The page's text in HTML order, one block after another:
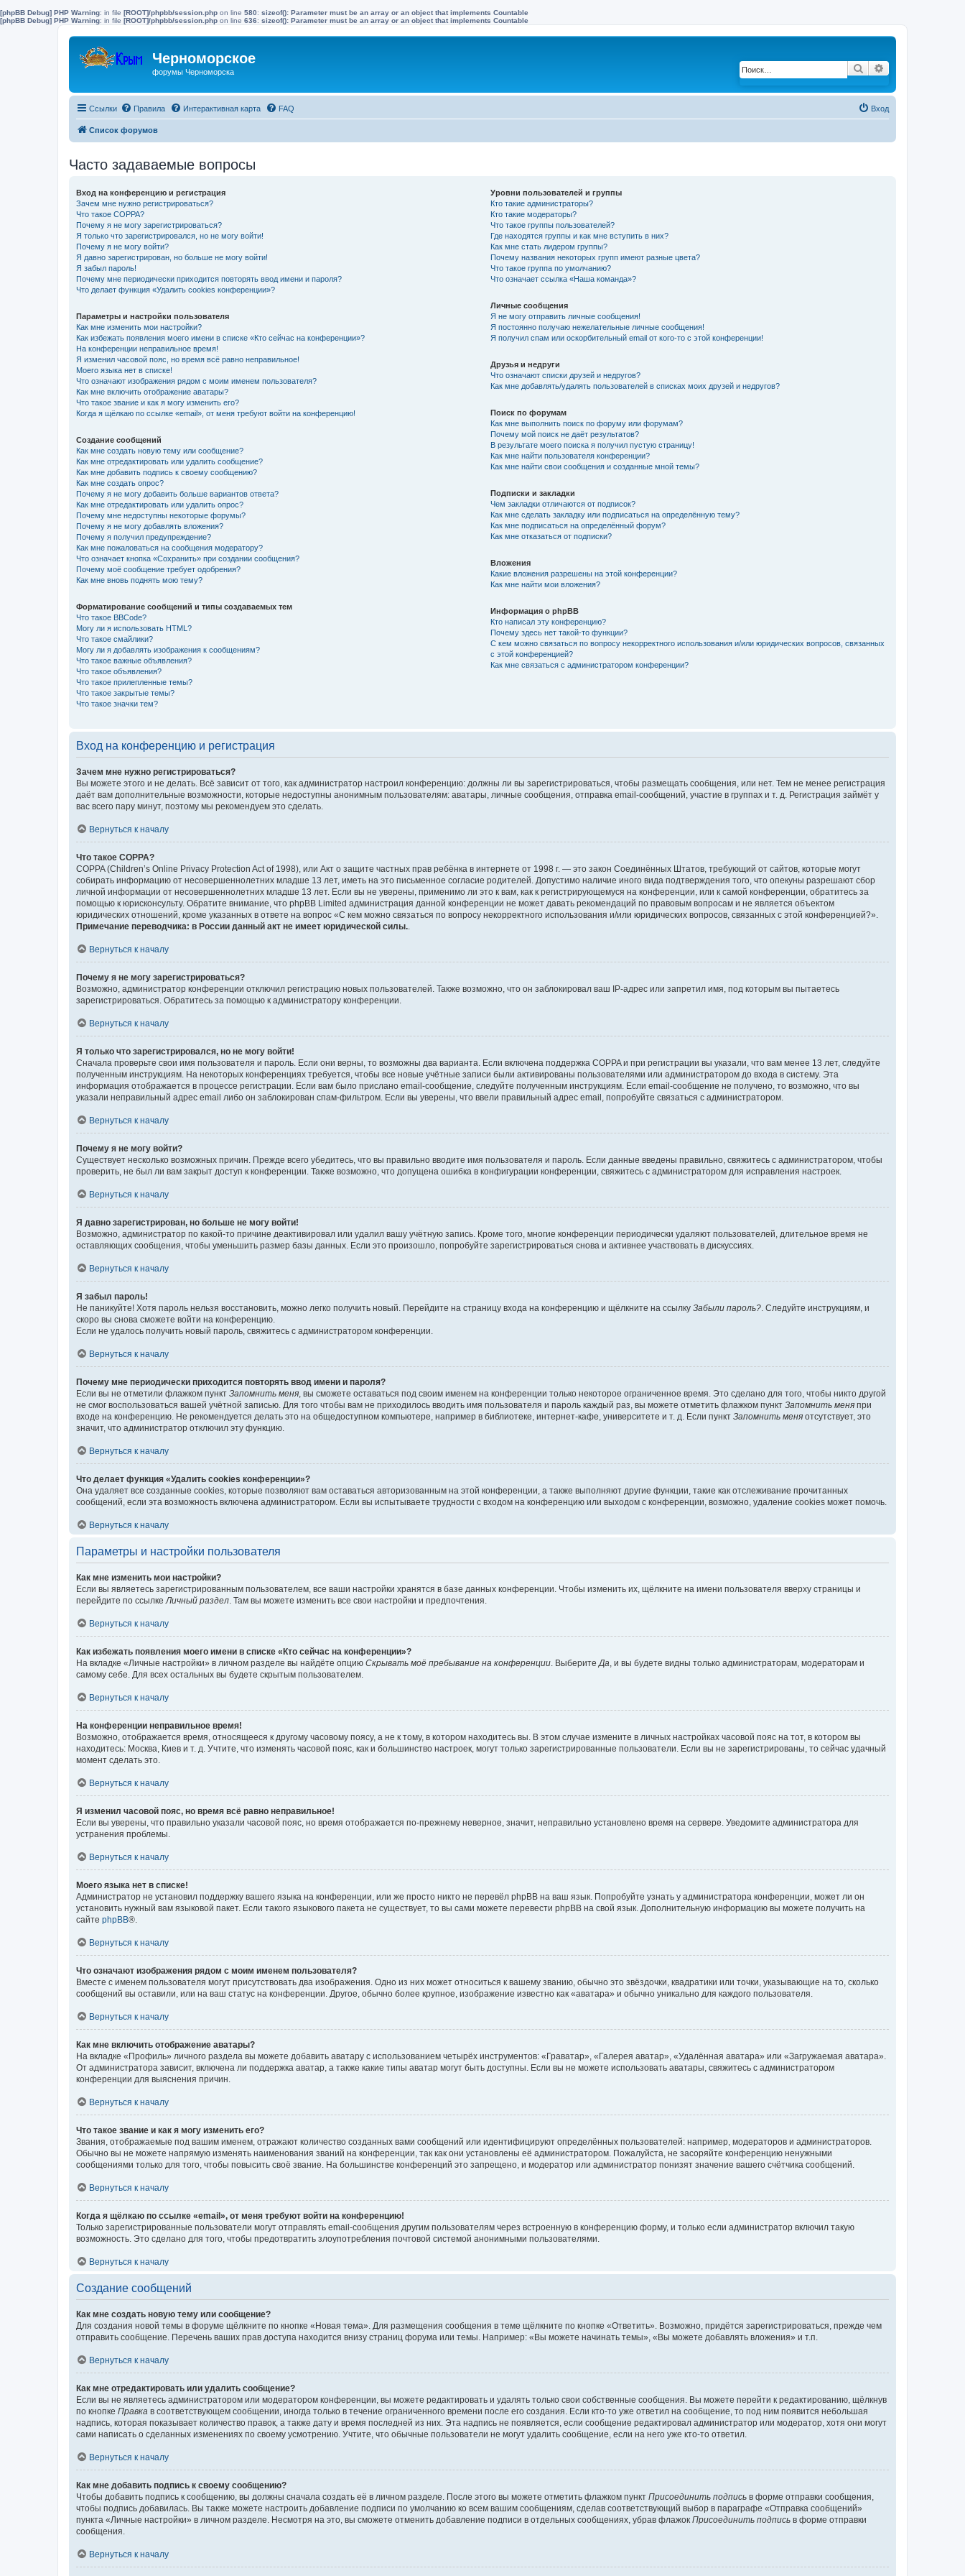
[phpBB Debug] PHP Warning: in file [ROOT]/phpbb/session.php on line 580: sizeof(): Parameter must be an array or an object that implements Countable
[phpBB Debug] PHP Warning: in file [ROOT]/phpbb/session.php on line 636: sizeof(): Parameter must be an array or an object that implements Countable
Черноморское
форумы Черноморска Поиск
Ссылки Правила Интерактивная карта FAQ Вход
Список форумов
Часто задаваемые вопросы
Вход на конференцию и регистрация
Зачем мне нужно регистрироваться?
Что такое COPPA?
Почему я не могу зарегистрироваться?
Я только что зарегистрировался, но не могу войти!
Почему я не могу войти?
Я давно зарегистрирован, но больше не могу войти!
Я забыл пароль!
Почему мне периодически приходится повторять ввод имени и пароля?
Что делает функция «Удалить cookies конференции»?
Параметры и настройки пользователя
Как мне изменить мои настройки?
Как избежать появления моего имени в списке «Кто сейчас на конференции»?
На конференции неправильное время!
Я изменил часовой пояс, но время всё равно неправильное!
Моего языка нет в списке!
Что означают изображения рядом с моим именем пользователя?
Как мне включить отображение аватары?
Что такое звание и как я могу изменить его?
Когда я щёлкаю по ссылке «email», от меня требуют войти на конференцию!
Создание сообщений
Как мне создать новую тему или сообщение?
Как мне отредактировать или удалить сообщение?
Как мне добавить подпись к своему сообщению?
Как мне создать опрос?
Почему я не могу добавить больше вариантов ответа?
Как мне отредактировать или удалить опрос?
Почему мне недоступны некоторые форумы?
Почему я не могу добавлять вложения?
Почему я получил предупреждение?
Как мне пожаловаться на сообщения модератору?
Что означает кнопка «Сохранить» при создании сообщения?
Почему моё сообщение требует одобрения?
Как мне вновь поднять мою тему?
Форматирование сообщений и типы создаваемых тем
Что такое BBCode?
Могу ли я использовать HTML?
Что такое смайлики?
Могу ли я добавлять изображения к сообщениям?
Что такое важные объявления?
Что такое объявления?
Что такое прилепленные темы?
Что такое закрытые темы?
Что такое значки тем?
Уровни пользователей и группы
Кто такие администраторы?
Кто такие модераторы?
Что такое группы пользователей?
Где находятся группы и как мне вступить в них?
Как мне стать лидером группы?
Почему названия некоторых групп имеют разные цвета?
Что такое группа по умолчанию?
Что означает ссылка «Наша команда»?
Личные сообщения
Я не могу отправить личные сообщения!
Я постоянно получаю нежелательные личные сообщения!
Я получил спам или оскорбительный email от кого-то с этой конференции!
Друзья и недруги
Что означают списки друзей и недругов?
Как мне добавлять/удалять пользователей в списках моих друзей и недругов?
Поиск по форумам
Как мне выполнить поиск по форуму или форумам?
Почему мой поиск не даёт результатов?
В результате моего поиска я получил пустую страницу!
Как мне найти пользователя конференции?
Как мне найти свои сообщения и созданные мной темы?
Подписки и закладки
Чем закладки отличаются от подписок?
Как мне сделать закладку или подписаться на определённую тему?
Как мне подписаться на определённый форум?
Как мне отказаться от подписки?
Вложения
Какие вложения разрешены на этой конференции?
Как мне найти мои вложения?
Информация о phpBB
Кто написал эту конференцию?
Почему здесь нет такой-то функции?
С кем можно связаться по вопросу некорректного использования и/или юридических вопросов, связанных
с этой конференцией?
Как мне связаться с администратором конференции?
Вход на конференцию и регистрация
Зачем мне нужно регистрироваться?
Вы можете этого и не делать. Всё зависит от того, как администратор настроил конференцию: должны ли вы зарегистрироваться, чтобы размещать сообщения, или нет. Тем не менее регистрация
даёт вам дополнительные возможности, которые недоступны анонимным пользователям: аватары, личные сообщения, отправка email-сообщений, участие в группах и т. д. Регистрация займёт у
вас всего пару минут, поэтому мы рекомендуем это сделать.
Вернуться к началу
Что такое COPPA?
COPPA (Children’s Online Privacy Protection Act of 1998), или Акт о защите частных прав ребёнка в интернете от 1998 г. — это закон Соединённых Штатов, требующий от сайтов, которые могут
собирать информацию от несовершеннолетних младше 13 лет, иметь на это письменное согласие родителей. Допустимо наличие иного вида подтверждения того, что опекуны разрешают сбор
личной информации от несовершеннолетних младше 13 лет. Если вы не уверены, применимо ли это к вам, как к регистрирующемуся на конференции, или к самой конференции, обратитесь за
помощью к юрисконсульту. Обратите внимание, что phpBB Limited администрация данной конференции не может давать рекомендаций по правовым вопросам и не является объектом
юридических отношений, кроме указанных в ответе на вопрос «С кем можно связаться по вопросу некорректного использования и/или юридических вопросов, связанных с этой конференцией?».
Примечание переводчика: в России данный акт не имеет юридической силы.
Вернуться к началу
Почему я не могу зарегистрироваться?
Возможно, администратор конференции отключил регистрацию новых пользователей. Также возможно, что он заблокировал ваш IP-адрес или запретил имя, под которым вы пытаетесь
зарегистрироваться. Обратитесь за помощью к администратору конференции.
Вернуться к началу
Я только что зарегистрировался, но не могу войти!
Сначала проверьте свои имя пользователя и пароль. Если они верны, то возможны два варианта. Если включена поддержка COPPA и при регистрации вы указали, что вам менее 13 лет, следуйте
полученным инструкциям. На некоторых конференциях требуется, чтобы все новые учётные записи были активированы пользователями или администратором до входа в систему. Эта
информация отображается в процессе регистрации. Если вам было прислано email-сообщение, следуйте полученным инструкциям. Если email-сообщение не получено, то возможно, что вы
указали неправильный адрес email либо он заблокирован спам-фильтром. Если вы уверены, что ввели правильный адрес email, попробуйте связаться с администратором.
Вернуться к началу
Почему я не могу войти?
Существует несколько возможных причин. Прежде всего убедитесь, что вы правильно вводите имя пользователя и пароль. Если данные введены правильно, свяжитесь с администратором, чтобы
проверить, не был ли вам закрыт доступ к конференции. Также возможно, что допущена ошибка в конфигурации конференции, свяжитесь с администратором для исправления настроек.
Вернуться к началу
Я давно зарегистрирован, но больше не могу войти!
Возможно, администратор по какой-то причине деактивировал или удалил вашу учётную запись. Кроме того, многие конференции периодически удаляют пользователей, длительное время не
оставляющих сообщения, чтобы уменьшить размер базы данных. Если это произошло, попробуйте зарегистрироваться снова и активнее участвовать в дискуссиях.
Вернуться к началу
Я забыл пароль!
Не паникуйте! Хотя пароль нельзя восстановить, можно легко получить новый. Перейдите на страницу входа на конференцию и щёлкните на ссылку Забыли пароль? . Следуйте инструкциям, и
скоро вы снова сможете войти на конференцию.
Если не удалось получить новый пароль, свяжитесь с администратором конференции.
Вернуться к началу
Почему мне периодически приходится повторять ввод имени и пароля?
Если вы не отметили флажком пункт Запомнить меня , вы сможете оставаться под своим именем на конференции только некоторое ограниченное время. Это сделано для того, чтобы никто другой
не смог воспользоваться вашей учётной записью. Для того чтобы вам не приходилось вводить имя пользователя и пароль каждый раз, вы можете отметить флажком пункт Запомнить меня при
входе на конференцию. Не рекомендуется делать это на общедоступном компьютере, например в библиотеке, интернет-кафе, университете и т. д. Если пункт Запомнить меня отсутствует, это
значит, что администратор отключил эту функцию.
Вернуться к началу
Что делает функция «Удалить cookies конференции»?
Она удаляет все созданные cookies, которые позволяют вам оставаться авторизованным на этой конференции, а также выполняют другие функции, такие как отслеживание прочитанных
сообщений, если эта возможность включена администратором. Если вы испытываете трудности с входом на конференцию или выходом с конференции, возможно, удаление cookies может помочь.
Вернуться к началу
Параметры и настройки пользователя
Как мне изменить мои настройки?
Если вы являетесь зарегистрированным пользователем, все ваши настройки хранятся в базе данных конференции. Чтобы изменить их, щёлкните на имени пользователя вверху страницы и
перейдите по ссылке Личный раздел . Там вы можете изменить все свои настройки и предпочтения.
Вернуться к началу
Как избежать появления моего имени в списке «Кто сейчас на конференции»?
На вкладке «Личные настройки» в личном разделе вы найдёте опцию Скрывать моё пребывание на конференции . Выберите Да , и вы будете видны только администраторам, модераторам и
самому себе. Для всех остальных вы будете скрытым пользователем.
Вернуться к началу
На конференции неправильное время!
Возможно, отображается время, относящееся к другому часовому поясу, а не к тому, в котором находитесь вы. В этом случае измените в личных настройках часовой пояс на тот, в котором вы
находитесь: Москва, Киев и т. д. Учтите, что изменять часовой пояс, как и большинство настроек, могут только зарегистрированные пользователи. Если вы не зарегистрированы, то сейчас удачный
момент сделать это.
Вернуться к началу
Я изменил часовой пояс, но время всё равно неправильное!
Если вы уверены, что правильно указали часовой пояс, но время отображается по-прежнему неверное, значит, неправильно установлено время на сервере. Уведомите администратора для
устранения проблемы.
Вернуться к началу
Моего языка нет в списке!
Администратор не установил поддержку вашего языка на конференции, или же просто никто не перевёл phpBB на ваш язык. Попробуйте узнать у администратора конференции, может ли он
установить нужный вам языковой пакет. Если такого языкового пакета не существует, то вы сами можете перевести phpBB на свой язык. Дополнительную информацию вы можете получить на
сайте phpBB®.
Вернуться к началу
Что означают изображения рядом с моим именем пользователя?
Вместе с именем пользователя могут присутствовать два изображения. Одно из них может относиться к вашему званию, обычно это звёздочки, квадратики или точки, указывающие на то, сколько
сообщений вы оставили, или на ваш статус на конференции. Другое, обычно более крупное, изображение известно как «аватара» и обычно уникально для каждого пользователя.
Вернуться к началу
Как мне включить отображение аватары?
На вкладке «Профиль» личного раздела вы можете добавить аватару с использованием четырёх инструментов: «Граватар», «Галерея аватар», «Удалённая аватара» или «Загружаемая аватара».
От администратора зависит, включена ли поддержка аватар, а также какие типы аватар могут быть доступны. Если вы не можете использовать аватары, свяжитесь с администратором
конференции для выяснения причин.
Вернуться к началу
Что такое звание и как я могу изменить его?
Звания, отображаемые под вашим именем, отражают количество созданных вами сообщений или идентифицируют определённых пользователей: например, модераторов и администраторов.
Обычно вы не можете напрямую изменять наименования званий на конференции, так как они установлены её администратором. Пожалуйста, не засоряйте конференцию ненужными
сообщениями только для того, чтобы повысить своё звание. На большинстве конференций это запрещено, и модератор или администратор понизят значение вашего счётчика сообщений.
Вернуться к началу
Когда я щёлкаю по ссылке «email», от меня требуют войти на конференцию!
Только зарегистрированные пользователи могут отправлять email-сообщения другим пользователям через встроенную в конференцию форму, и только если администратор включил такую
возможность. Это сделано для того, чтобы предотвратить злоупотребления почтовой системой анонимными пользователями.
Вернуться к началу
Создание сообщений
Как мне создать новую тему или сообщение?
Для создания новой темы в форуме щёлкните по кнопке «Новая тема». Для размещения сообщения в теме щёлкните по кнопке «Ответить». Возможно, придётся зарегистрироваться, прежде чем
отправить сообщение. Перечень ваших прав доступа находится внизу страниц форума или темы. Например: «Вы можете начинать темы», «Вы можете добавлять вложения» и т.п.
Вернуться к началу
Как мне отредактировать или удалить сообщение?
Если вы не являетесь администратором или модератором конференции, вы можете редактировать и удалять только свои собственные сообщения. Вы можете перейти к редактированию, щёлкнув
по кнопке Правка в соответствующем сообщении, иногда только в течение ограниченного времени после его создания. Если кто-то уже ответил на сообщение, то под ним появится небольшая
надпись, которая показывает количество правок, а также дату и время последней из них. Эта надпись не появляется, если сообщение редактировал администратор или модератор, хотя они могут
сами написать о сделанных изменениях по своему усмотрению. Учтите, что обычные пользователи не могут удалить сообщение, если на него уже кто-то ответил.
Вернуться к началу
Как мне добавить подпись к своему сообщению?
Чтобы добавить подпись к сообщению, вы должны сначала создать её в личном разделе. После этого вы можете отметить флажком пункт Присоединить подпись в форме отправки сообщения,
чтобы подпись добавилась. Вы также можете настроить добавление подписи по умолчанию ко всем вашим сообщениям, сделав соответствующий выбор в параграфе «Отправка сообщений»
пункта «Личные настройки» в личном разделе. Несмотря на это, вы сможете отменить добавление подписи в отдельных сообщениях, убрав флажок Присоединить подпись в форме отправки
сообщения.
Вернуться к началу